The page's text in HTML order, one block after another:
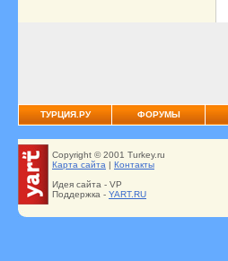
ТУРЦИЯ.РУ ФОРУМЫ
Copyright © 2001 Turkey.ru
Карта сайта | Контакты
Идея сайта - VP
Поддержка - YART.RU